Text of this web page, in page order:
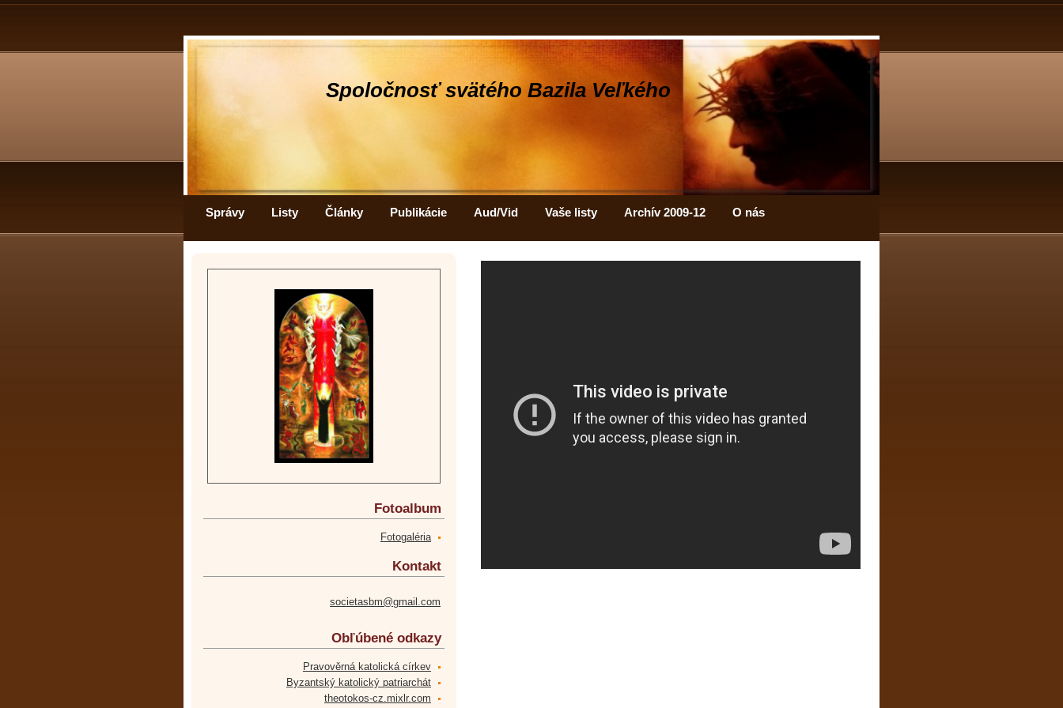
Spoločnosť svätého Bazila Veľkého
Správy Listy Články Publikácie Aud/Vid Vaše listy Archív 2009-12 O nás
Fotoalbum
Fotogaléria
Kontakt
societasbm@gmail.com
Obľúbené odkazy
Pravověrná katolická církev
Byzantský katolický patriarchát
theotokos-cz.mixlr.com